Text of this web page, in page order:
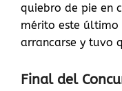
quiebro de pie en
mérito este
arrancarse y tuvo
Final del